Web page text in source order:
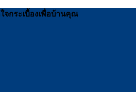
จกระเบื้องเพื่อบ้านคุณ